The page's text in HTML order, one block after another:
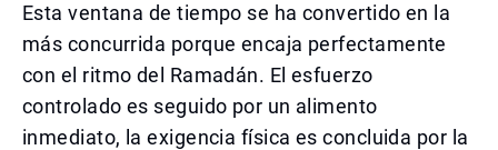
Esta ventana de tiempo se ha convertido en la
más concurrida porque encaja perfectamente
con el ritmo del Ramadán. El esfuerzo
controlado es seguido por un alimento
inmediato, la exigencia física es concluida por la